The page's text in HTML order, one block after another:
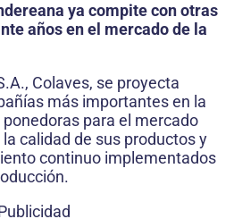
ya compite con otras
años en el mercado de la
Colaves, se proyecta
más importantes en la
para el mercado
calidad de sus productos y
continuo implementados